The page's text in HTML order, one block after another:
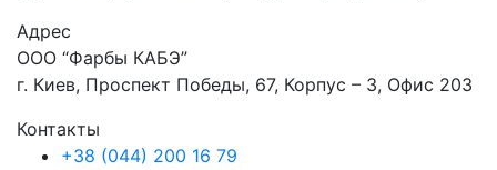
Адрес
ООО “Фарбы КАБЭ”
г. Киев, Проспект Победы, 67, Корпус – 3, Офис 203
Контакты
+38 (044) 200 16 79